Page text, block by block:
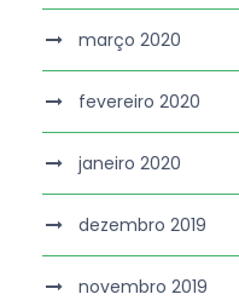
março 2020
fevereiro 2020
janeiro 2020
dezembro 2019
novembro 2019